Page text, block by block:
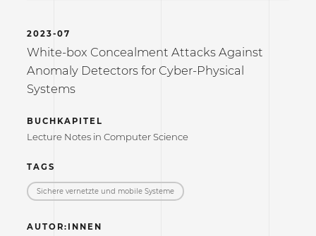
2023-07
White-box Concealment Attacks Against
Anomaly Detectors for Cyber-Physical
Systems
BUCHKAPITEL
Lecture Notes in Computer Science
TAGS
Sichere vernetzte und mobile Systeme
AUTOR:INNEN